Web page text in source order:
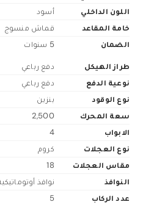
اللون الداخلي
أسود
خامة المقاعد
قماش منسوج
الضمان
5 سنوات
طراز الهيكل
دفع رباعي
نوعية الدفع
دفع رباعي
نوع الوقود
بنزين
سعة المحرك
2,500
الابواب
4
نوع العجلات
كروم
مقاس العجلات
18
النوافذ
نوافذ
عدد الركاب
5